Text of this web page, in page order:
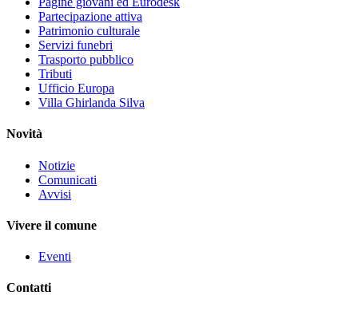
Partecipazione attiva
Patrimonio culturale
Servizi funebri
Trasporto pubblico
Tributi
Ufficio Europa
Villa Ghirlanda Silva
Novità
Notizie
Comunicati
Avvisi
Vivere il comune
Eventi
Contatti